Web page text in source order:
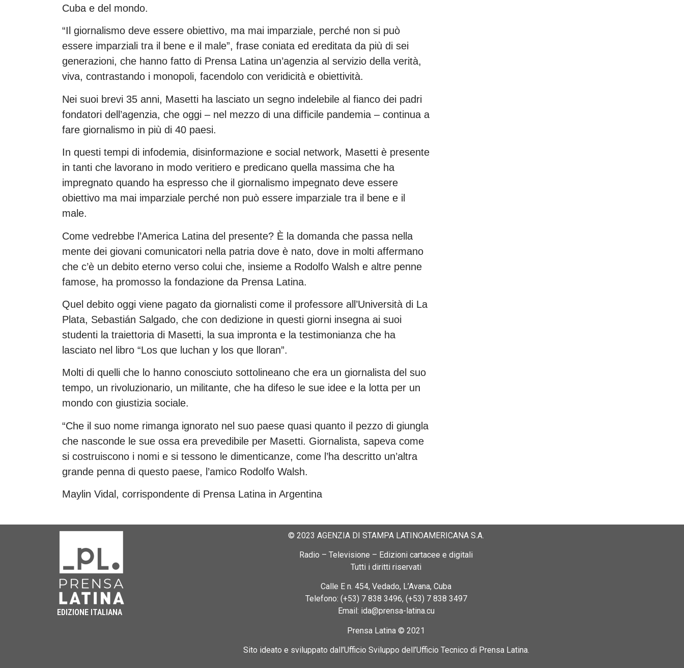
Cuba e del mondo.
“Il giornalismo deve essere obiettivo, ma mai imparziale, perché non si può
essere imparziali tra il bene e il male”, frase coniata ed ereditata da più di sei
generazioni, che hanno fatto di Prensa Latina un’agenzia al servizio della verità,
viva, contrastando i monopoli, facendolo con veridicità e obiettività.
Nei suoi brevi 35 anni, Masetti ha lasciato un segno indelebile al fianco dei padri
fondatori dell’agenzia, che oggi – nel mezzo di una difficile pandemia – continua a
fare giornalismo in più di 40 paesi.
In questi tempi di infodemia, disinformazione e social network, Masetti è presente
in tanti che lavorano in modo veritiero e predicano quella massima che ha
impregnato quando ha espresso che il giornalismo impegnato deve essere
obiettivo ma mai imparziale perché non può essere imparziale tra il bene e il
male.
Come vedrebbe l’America Latina del presente? È la domanda che passa nella
mente dei giovani comunicatori nella patria dove è nato, dove in molti affermano
che c’è un debito eterno verso colui che, insieme a Rodolfo Walsh e altre penne
famose, ha promosso la fondazione da Prensa Latina.
Quel debito oggi viene pagato da giornalisti come il professore all’Università di La
Plata, Sebastián Salgado, che con dedizione in questi giorni insegna ai suoi
studenti la traiettoria di Masetti, la sua impronta e la testimonianza che ha
lasciato nel libro “Los que luchan y los que lloran”.
Molti di quelli che lo hanno conosciuto sottolineano che era un giornalista del suo
tempo, un rivoluzionario, un militante, che ha difeso le sue idee e la lotta per un
mondo con giustizia sociale.
“Che il suo nome rimanga ignorato nel suo paese quasi quanto il pezzo di giungla
che nasconde le sue ossa era prevedibile per Masetti. Giornalista, sapeva come
si costruiscono i nomi e si tessono le dimenticanze, come l’ha descritto un’altra
grande penna di questo paese, l’amico Rodolfo Walsh.
Maylin Vidal, corrispondente di Prensa Latina in Argentina
EDIZIONE ITALIANA
© 2023 AGENZIA DI STAMPA LATINOAMERICANA S.A.
Radio – Televisione – Edizioni cartacee e digitali
Tutti i diritti riservati
Calle E n. 454, Vedado, L’Avana, Cuba
Telefono: (+53) 7 838 3496, (+53) 7 838 3497
Email: ida@prensa-latina.cu
Prensa Latina © 2021
Sito ideato e sviluppato dall’Ufficio Sviluppo dell’Ufficio Tecnico di Prensa Latina.